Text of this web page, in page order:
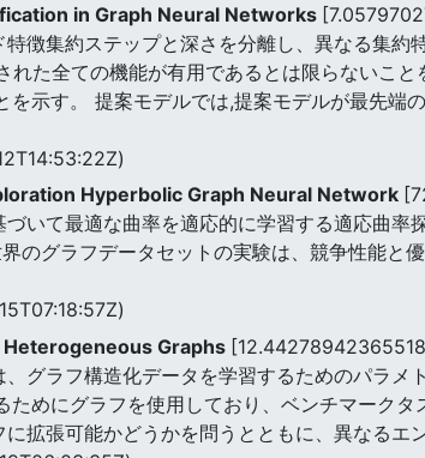
in Graph Neural Networks
徴集約ステップと深さを分離し、異なる集約
た全ての機能が有用であるとは限らないこ
を示す。 提案モデルでは,提案モデルが最先端
Hyperbolic Graph Neural Network
いて最適な曲率を適応的に学習する適応曲率
のグラフデータセットの実験は、競争性能と
Graphs
グラフ構造化データを学習するためのパラ
めにグラフを使用しており、ベンチマークタ
拡張可能かどうかを問うとともに、異なるエ